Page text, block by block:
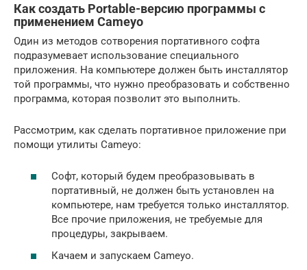
Как создать Portable-версию программы с
применением Cameyo
Один из методов сотворения портативного софта
подразумевает использование специального
приложения. На компьютере должен быть инсталлятор
той программы, что нужно преобразовать и собственно
программа, которая позволит это выполнить.
Рассмотрим, как сделать портативное приложение при
помощи утилиты Cameyo:
Софт, который будем преобразовывать в
портативный, не должен быть установлен на
компьютере, нам требуется только инсталлятор.
Все прочие приложения, не требуемые для
процедуры, закрываем.
Качаем и запускаем Cameyo.